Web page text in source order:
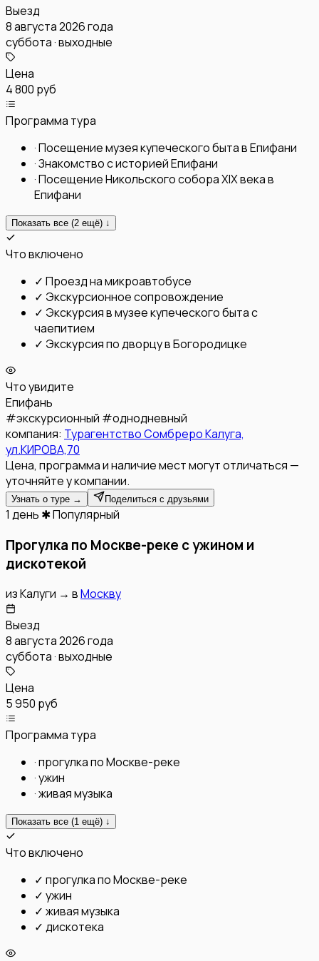
Выезд
8 августа 2026 года
суббота · выходные
Цена
4 800 руб
Программа тура
·Посещение музея купеческого быта в Епифани
·Знакомство с историей Епифани
·Посещение Никольского собора XlX века в
Епифани
Показать все (2 ещё) ↓
Что включено
✓ Проезд на микроавтобусе
✓ Экскурсионное сопровождение
✓ Экскурсия в музее купеческого быта с
чаепитием
✓ Экскурсия по дворцу в Богородицке
Что увидите
Епифань
#экскурсионный #однодневный
компания: Турагентство Сомбреро Калуга,
ул.КИРОВА,70
Цена, программа и наличие мест могут отличаться —
уточняйте у компании.
Узнать о туре → Поделиться с друзьями
1 день ✱ Популярный
Прогулка по Москве-реке с ужином и
дискотекой
изКалуги → вМоскву
Выезд
8 августа 2026 года
суббота · выходные
Цена
5 950 руб
Программа тура
·прогулка по Москве-реке
·ужин
·живая музыка
Показать все (1 ещё) ↓
Что включено
✓ прогулка по Москве-реке
✓ ужин
✓ живая музыка
✓ дискотека